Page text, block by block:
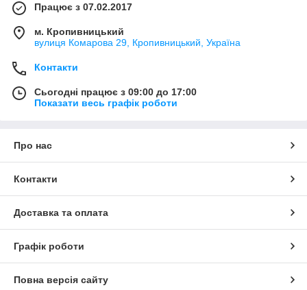
Працює з 07.02.2017
м. Кропивницький
вулиця Комарова 29, Кропивницький, Україна
Контакти
Сьогодні працює з 09:00 до 17:00
Показати весь графік роботи
Про нас
Контакти
Доставка та оплата
Графік роботи
Повна версія сайту